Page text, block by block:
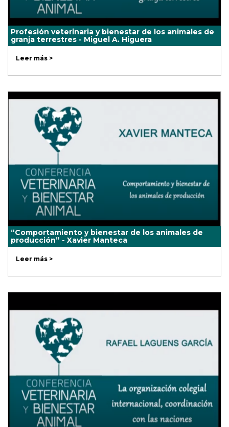
Profesión veterinaria y bienestar de los animales de
granja terrestres - Miguel A. Higuera
Leer más >
“Comportamiento y bienestar de los animales de
producción” - Xavier Manteca
Leer más >